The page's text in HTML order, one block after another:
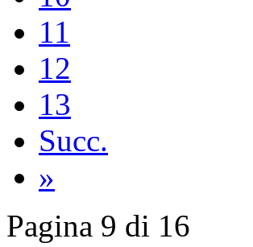
11
12
13
Succ.
»
Pagina 9 di 16